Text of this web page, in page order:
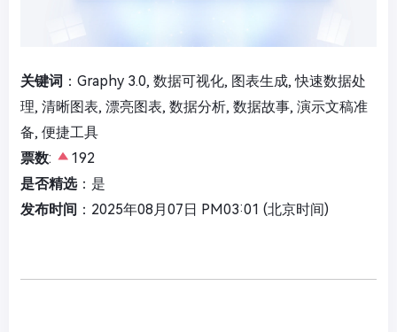
关键词 ：Graphy 3.0, 数据可视化, 图表生成, 快速数据处
理, 清晰图表, 漂亮图表, 数据分析, 数据故事, 演示文稿准
备, 便捷工具
票数:
192
是否精选：是
发布时间 ：2025年08月07日 PM03:01 (北京时间)